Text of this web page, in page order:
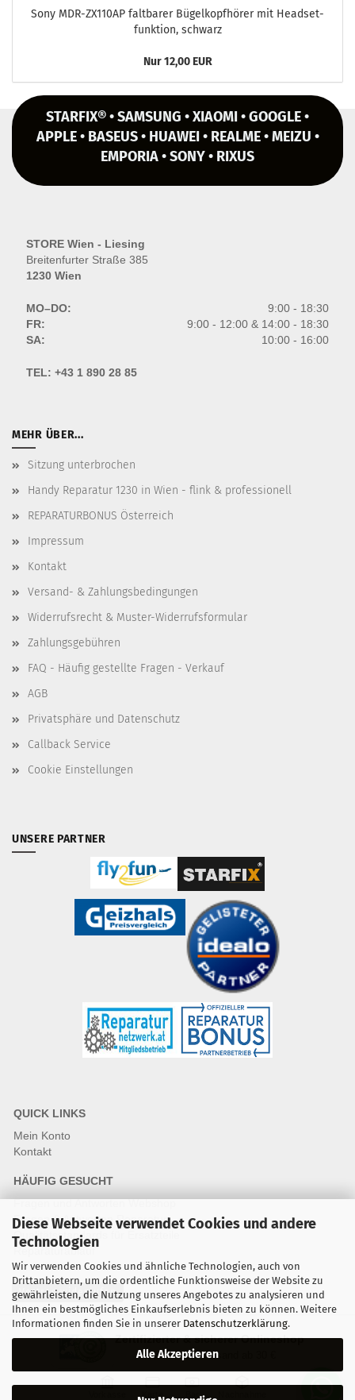
Diese Webseite verwendet Cookies und andere
Technologien
Wir verwenden Cookies und ähnliche Technologien, auch von
Drittanbietern, um die ordentliche Funktionsweise der Website zu
gewährleisten, die Nutzung unseres Angebotes zu analysieren und
Ihnen ein bestmögliches Einkaufserlebnis bieten zu können. Weitere
Informationen finden Sie in unserer Datenschutzerklärung.
Alle Akzeptieren
Sony MDR-​ZX110AP falt­ba­rer Bü­gel­kopf­hö­rer mit Head­set­
funk­ti­on, schwarz
Nur 12,00 EUR
STARFIX® • SAMSUNG • XIAOMI • GOOGLE •
APPLE • BASEUS • HUAWEI • REALME • MEIZU •
EMPORIA • SONY • RIXUS
STORE Wien - Liesing
Breitenfurter Straße 385
1230 Wien
MO–DO:
9:00 - 18:30
FR:
9:00 - 12:00 & 14:00 - 18:30
SA:
10:00 - 16:00
TEL: +43 1 890 28 85
MEHR ÜBER...
Sitzung unterbrochen
Handy Reparatur 1230 in Wien - flink & professionell
REPARATURBONUS Österreich
Impressum
Kontakt
Versand- & Zahlungsbedingungen
Widerrufsrecht & Muster-Widerrufsformular
Zahlungsgebühren
FAQ - Häufig gestellte Fragen - Verkauf
AGB
Privatsphäre und Datenschutz
Callback Service
Cookie Einstellungen
UNSERE PARTNER
QUICK LINKS
Mein Konto
Kontakt
HÄUFIG GESUCHT
Fragen und Antworten Webshop
Fragen & Antworten Reparatur
Qualitätsstandards für Ersatzteile
Reparaturablauf
Vertrag widerrufen
Zertifizierter & sicherer Onlineshop
Kostenloser Versand ab 30 €